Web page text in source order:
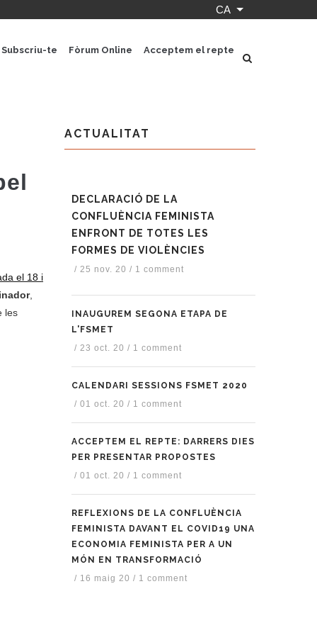
CA Llista les
Subscriu-te Fòrum Online Acceptem el repte
el 18 i
,
les
ACTUALITAT
DECLARACIÓ DE LA
CONFLUÈNCIA FEMINISTA
ENFRONT DE TOTES LES
FORMES DE VIOLÈNCIES
/ 25 nov. 20 / 1 comment
INAUGUREM SEGONA ETAPA DE
L'FSMET
/ 23 oct. 20 / 1 comment
CALENDARI SESSIONS FSMET 2020
/ 01 oct. 20 / 1 comment
ACCEPTEM EL REPTE: DARRERS DIES
PER PRESENTAR PROPOSTES
/ 01 oct. 20 / 1 comment
REFLEXIONS DE LA CONFLUÈNCIA
FEMINISTA DAVANT EL COVID19 UNA
ECONOMIA FEMINISTA PER A UN
MÓN EN TRANSFORMACIÓ
/ 16 maig 20 / 1 comment